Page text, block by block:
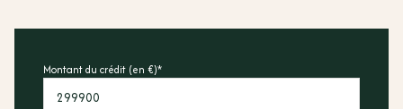
Montant du crédit (en €)*